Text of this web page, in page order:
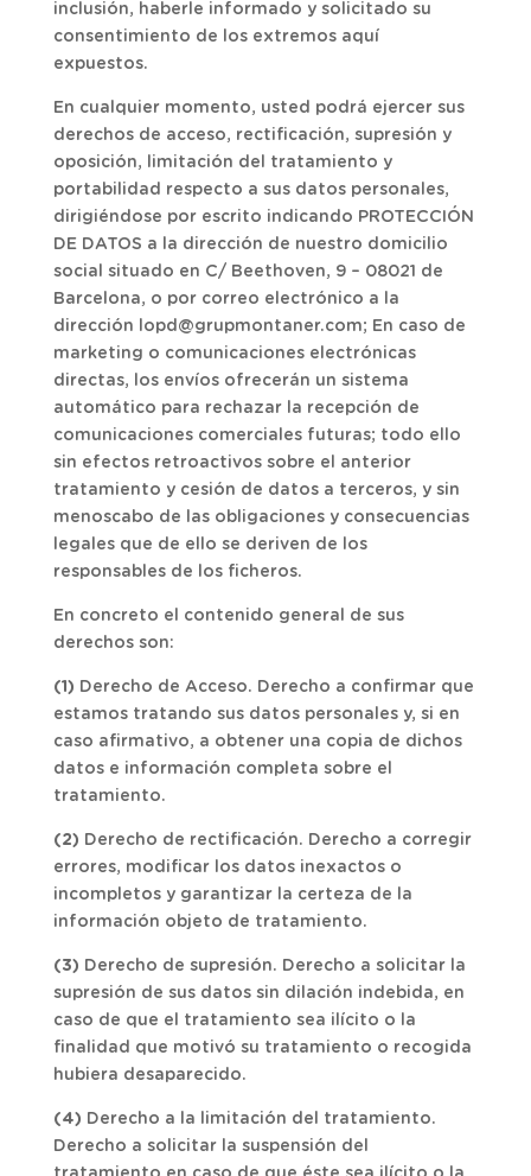
inclusión, haberle informado y solicitado su
consentimiento de los extremos aquí
expuestos.
En cualquier momento, usted podrá ejercer sus
derechos de acceso, rectificación, supresión y
oposición, limitación del tratamiento y
portabilidad respecto a sus datos personales,
dirigiéndose por escrito indicando PROTECCIÓN
DE DATOS a la dirección de nuestro domicilio
social situado en C/ Beethoven, 9 – 08021 de
Barcelona, o por correo electrónico a la
dirección lopd@grupmontaner.com; En caso de
marketing o comunicaciones electrónicas
directas, los envíos ofrecerán un sistema
automático para rechazar la recepción de
comunicaciones comerciales futuras; todo ello
sin efectos retroactivos sobre el anterior
tratamiento y cesión de datos a terceros, y sin
menoscabo de las obligaciones y consecuencias
legales que de ello se deriven de los
responsables de los ficheros.
En concreto el contenido general de sus
derechos son:
(1) Derecho de Acceso. Derecho a confirmar que
estamos tratando sus datos personales y, si en
caso afirmativo, a obtener una copia de dichos
datos e información completa sobre el
tratamiento.
(2) Derecho de rectificación. Derecho a corregir
errores, modificar los datos inexactos o
incompletos y garantizar la certeza de la
información objeto de tratamiento.
(3) Derecho de supresión. Derecho a solicitar la
supresión de sus datos sin dilación indebida, en
caso de que el tratamiento sea ilícito o la
finalidad que motivó su tratamiento o recogida
hubiera desaparecido.
(4) Derecho a la limitación del tratamiento.
Derecho a solicitar la suspensión del